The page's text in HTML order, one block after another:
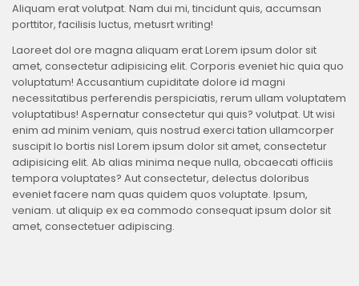
Aliquam erat volutpat. Nam dui mi, tincidunt quis, accumsan
porttitor, facilisis luctus, metusrt writing!
Laoreet dol ore magna aliquam erat Lorem ipsum dolor sit
amet, consectetur adipisicing elit. Corporis eveniet hic quia quo
voluptatum! Accusantium cupiditate dolore id magni
necessitatibus perferendis perspiciatis, rerum ullam voluptatem
voluptatibus! Aspernatur consectetur qui quis? volutpat. Ut wisi
enim ad minim veniam, quis nostrud exerci tation ullamcorper
suscipit lo bortis nisl Lorem ipsum dolor sit amet, consectetur
adipisicing elit. Ab alias minima neque nulla, obcaecati officiis
tempora voluptates? Aut consectetur, delectus doloribus
eveniet facere nam quas quidem quos voluptate. Ipsum,
veniam. ut aliquip ex ea commodo consequat ipsum dolor sit
amet, consectetuer adipiscing.